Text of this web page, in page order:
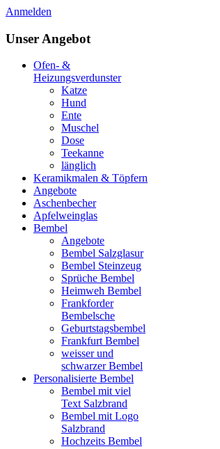
Anmelden
Unser Angebot
Ofen- &
Heizungsverdunster
Katze
Hund
Ente
Muschel
Dose
Teekanne
länglich
Keramikmalen & Töpfern
Angebote
Aschenbecher
Apfelweinglas
Bembel
Angebote
Bembel Salzglasur
Bembel Steinzeug
Sprüche Bembel
Heimweh Bembel
Frankforder
Bembelsche
Geburtstagsbembel
Frankfurt Bembel
weisser und
schwarzer Bembel
Personalisierte Bembel
Bembel mit viel
Text Salzbrand
Bembel mit Logo
Salzbrand
Hochzeits Bembel